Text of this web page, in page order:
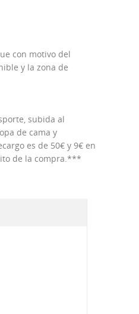
con motivo del
y la zona de
subida al
de cama y
es de 50€ y 9€ en
de la compra.***